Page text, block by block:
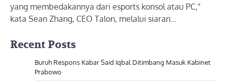
yang membedakannya dari esports konsol atau PC,”
kata Sean Zhang, CEO Talon, melalui siaran…
Recent Posts
Buruh Respons Kabar Said Iqbal Ditimbang Masuk Kabinet
Prabowo